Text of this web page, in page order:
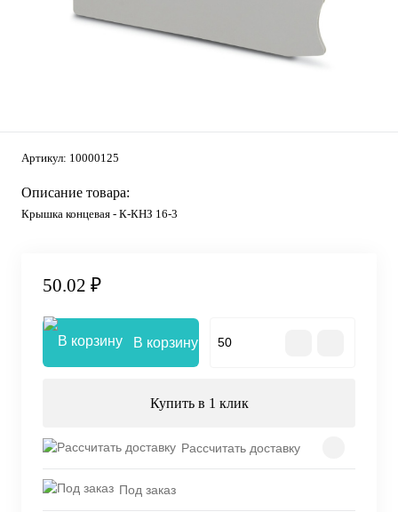
Артикул: 10000125
Описание товара:
Крышка концевая - К-КНЗ 16-3
50.02 ₽
В корзину
Купить в 1 клик
Рассчитать доставку
Под заказ